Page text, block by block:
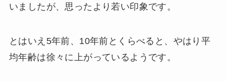
いましたが、思ったより若い印象です。
とはいえ5年前、10年前とくらべると、やはり平
均年齢は徐々に上がっているようです。